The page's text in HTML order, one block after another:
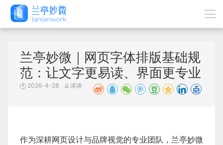
兰亭妙微｜网页字体排版基础规
范：让文字更易读、界面更专业
2026-4-28 涛涛
作为深耕网页设计与品牌视觉的专业团队，兰亭妙微